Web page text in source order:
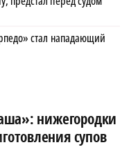
стал нападающий
нижегородки
супов